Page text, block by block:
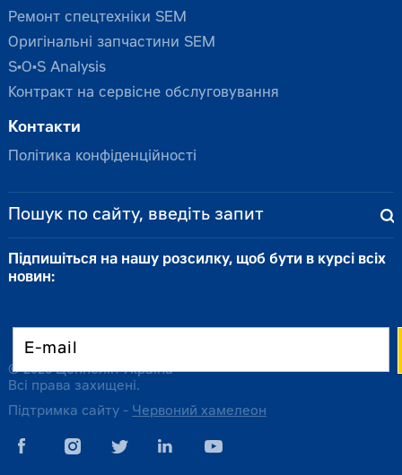
Ремонт спецтехніки SEM
Оригінальні запчастини SEM
S•O•S Analysis
Контракт на сервісне обслуговування
Контакти
Політика конфіденційності
Підпишіться на нашу розсилку, щоб бути в курсі всіх
новин:
© 2026 Цеппелін Україна
Всі права захищені.
Підтримка сайту - Червоний хамелеон